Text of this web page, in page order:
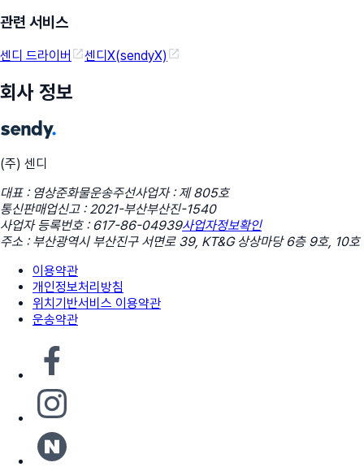
관련 서비스
센디 드라이버 센디X(sendyX)
회사 정보
(주) 센디
대표 : 염상준화물운송주선사업자 : 제 805호
통신판매업신고 : 2021-부산부산진-1540
사업자 등록번호 : 617-86-04939사업자정보확인
주소 : 부산광역시 부산진구 서면로 39, KT&G 상상마당 6층 9호, 10호
이용약관
개인정보처리방침
위치기반서비스 이용약관
운송약관